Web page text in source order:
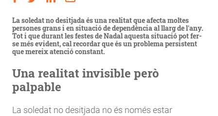
La soledat no desitjada és una realitat que afecta moltes
persones grans i en situació de dependència al llarg de l'any.
Tot i que durant les festes de Nadal aquesta situació pot fer-
se més evident, cal recordar que és un problema persistent
que mereix atenció constant.
Una realitat invisible però
palpable
La soledat no desitjada no és només estar